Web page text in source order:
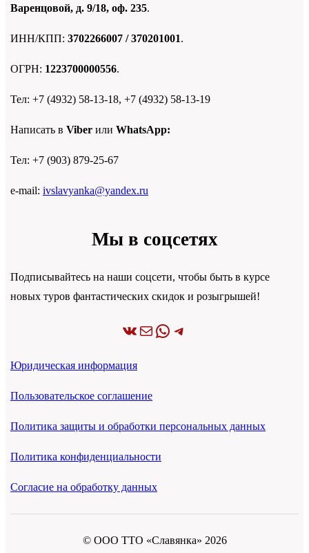
Варенцовой, д. 9/18, оф. 235.
ИНН/КПП:3702266007 / 370201001.
ОГРН: 1223700000556.
Тел: +7 (4932) 58-13-18, +7 (4932) 58-13-19
Написать вViber илиWhatsApp:
Тел: +7 (903) 879-25-67
e-mail:ivslavyanka@yandex.ru
Мы в соцсетях
Подписывайтесь на наши соцсети, чтобы быть в курсе
новых туров фантастических скидок и розыгрышей!
ВКонтакте Почта WhatsApp Telegram
Юридическая информация
Пользовательское соглашение
Политика защиты и обработки персональных данных
Политика конфиденциальности
Согласие на обработку данных
© ООО ТТО «Славянка» 2026